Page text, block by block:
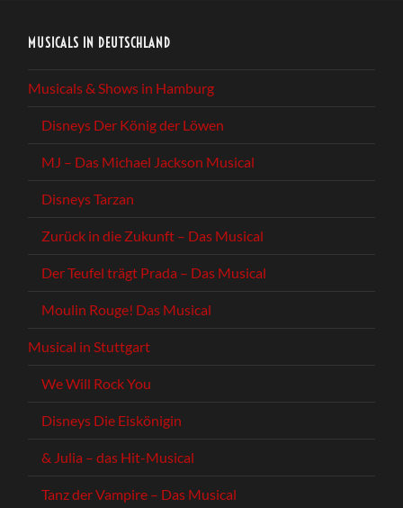
MUSICALS IN DEUTSCHLAND
Musicals & Shows in Hamburg
Disneys Der König der Löwen
MJ – Das Michael Jackson Musical
Disneys Tarzan
Zurück in die Zukunft – Das Musical
Der Teufel trägt Prada – Das Musical
Moulin Rouge! Das Musical
Musical in Stuttgart
We Will Rock You
Disneys Die Eiskönigin
& Julia – das Hit-Musical
Tanz der Vampire – Das Musical